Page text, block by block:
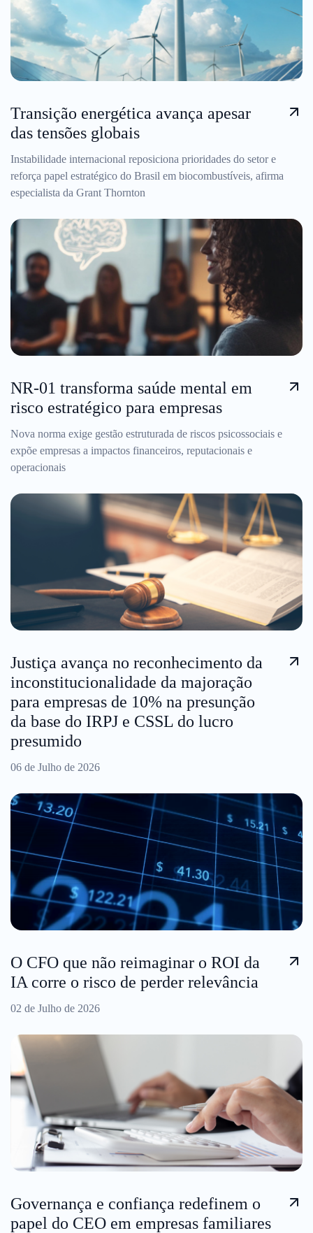
Transição energética avança apesar
das tensões globais
Instabilidade internacional reposiciona prioridades do setor e
reforça papel estratégico do Brasil em biocombustíveis, afirma
especialista da Grant Thornton
NR-01 transforma saúde mental em
risco estratégico para empresas
Nova norma exige gestão estruturada de riscos psicossociais e
expõe empresas a impactos financeiros, reputacionais e
operacionais
Justiça avança no reconhecimento da
inconstitucionalidade da majoração
para empresas de 10% na presunção
da base do IRPJ e CSSL do lucro
presumido
06 de Julho de 2026
O CFO que não reimaginar o ROI da
IA corre o risco de perder relevância
02 de Julho de 2026
Governança e confiança redefinem o
papel do CEO em empresas familiares